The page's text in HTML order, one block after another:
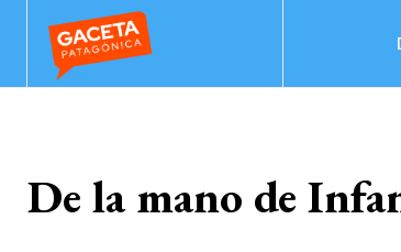
De la mano de